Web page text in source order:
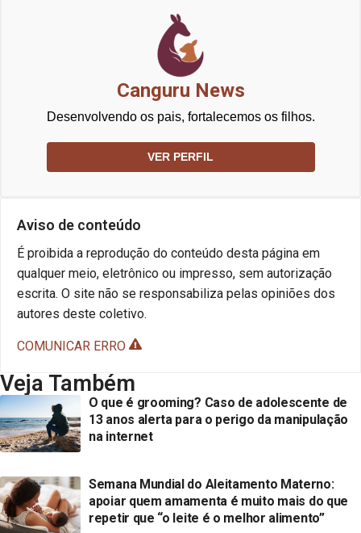
Canguru News
Desenvolvendo os pais, fortalecemos os filhos.
VER PERFIL
Aviso de conteúdo
É proibida a reprodução do conteúdo desta página em
qualquer meio, eletrônico ou impresso, sem autorização
escrita. O site não se responsabiliza pelas opiniões dos
autores deste coletivo.
COMUNICAR ERRO
Veja Também
O que é grooming? Caso de adolescente de
13 anos alerta para o perigo da manipulação
na internet
Semana Mundial do Aleitamento Materno:
apoiar quem amamenta é muito mais do que
repetir que “o leite é o melhor alimento”